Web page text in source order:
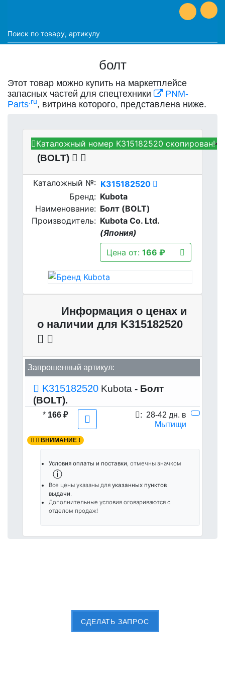
болт
Этот товар можно купить на маркетплейсе
запасных частей для спецтехники
PNM-
Parts.ru, витрина которого, представлена ниже.
Kubota K315182520 - Болт
(BOLT)
Каталожный №: K315182520
Бренд: Kubota
Наименование: Болт (BOLT)
Производитель: Kubota Co. Ltd.
(Япония)
Цена от: 166 ₽
Каталожный номер K315182520 скопирован!
Информация о ценах и
о наличии для K315182520
Запрошенный артикул:
K315182520 Kubota - Болт
(BOLT).
* 166 ₽ : 28-42 дн. в
Мытищи
ВНИМАНИЕ !
Условия оплаты и поставки, отмечны значком
ⓘ
Все цены указаны для указанных пунктов
выдачи.
Дополнительные условия оговариваются с
отделом продаж!
CДЕЛАТЬ ЗАПРОС